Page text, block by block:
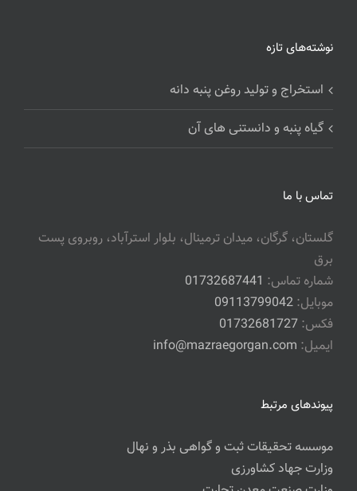
نوشته‌های تازه
استخراج و تولید روغن پنبه دانه
گیاه پنبه و دانستنی های آن
تماس با ما
گلستان، گرگان، میدان ترمینال، بلوار استرآباد، روبروی پست
برق
شماره تماس: 01732687441
موبایل: 09113799042
فکس: 01732681727
ایمیل: info@mazraegorgan.com
پیوندهای مرتبط
موسسه تحقیقات ثبت و گواهی بذر و نهال
وزارت جهاد کشاورزی